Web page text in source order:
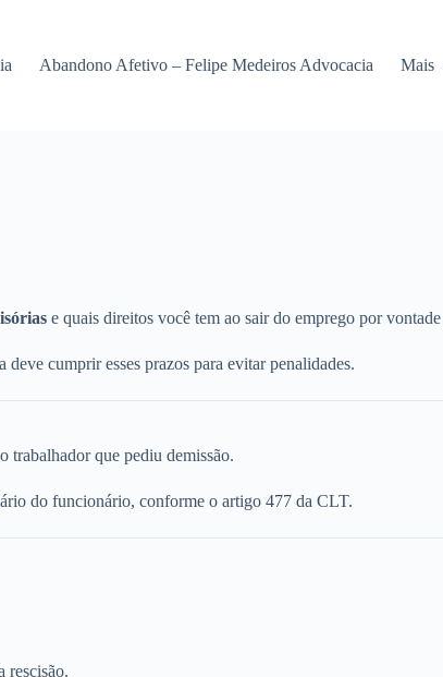
Abandono Afetivo – Felipe Medeiros Advocacia Mais
e quais direitos você tem ao sair do emprego por
deve cumprir esses prazos para evitar penalidades.
trabalhador que pediu demissão.
do funcionário, conforme o artigo 477 da CLT.
rescisão.